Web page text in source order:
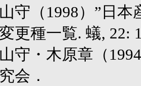
守（1998）”日
更種一覧. 蟻, 22:
守・木原章（
会．